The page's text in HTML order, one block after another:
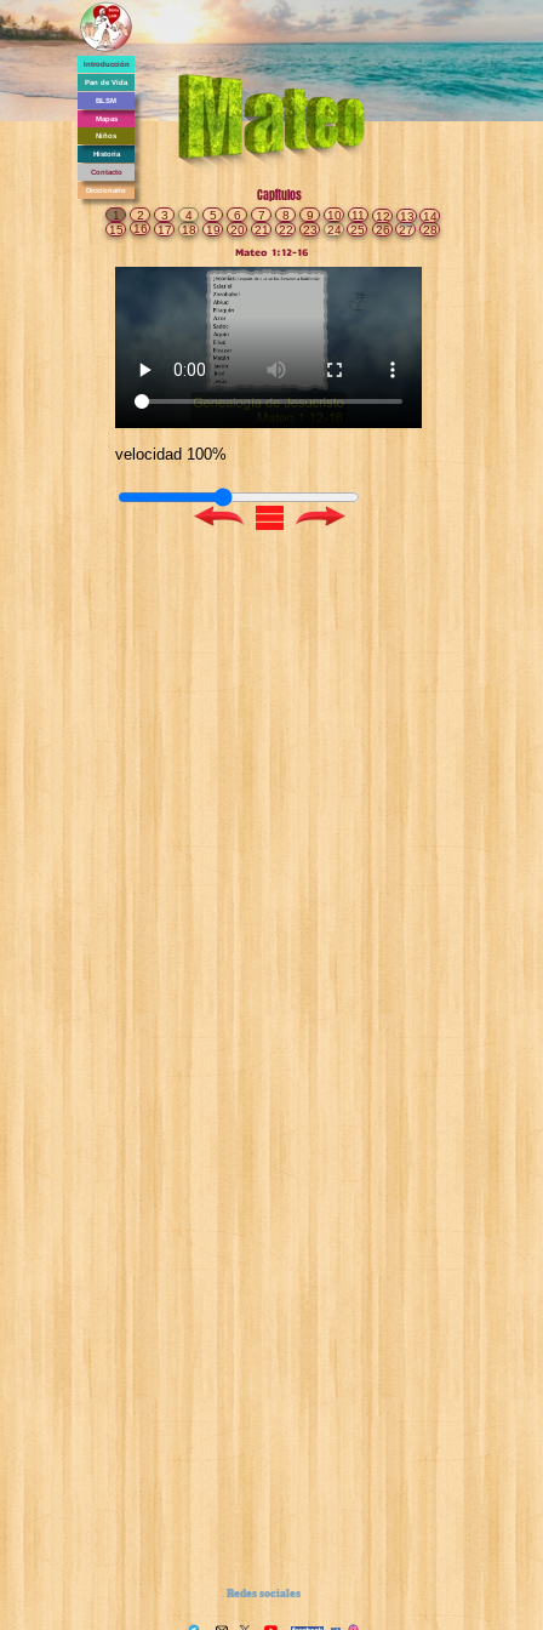
Introducción
Pan de Vida
BLSM
Mapas
Niños
Historia
Contacto
Diccionario
1 2 3 4 5 6
Capítulos
7 8 9 10 11 12 13
14
15
16 17 18 19 20 21 22 23 24 25 26 27
28
Mateo 1:12-16
velocidad 100%
Redes sociales